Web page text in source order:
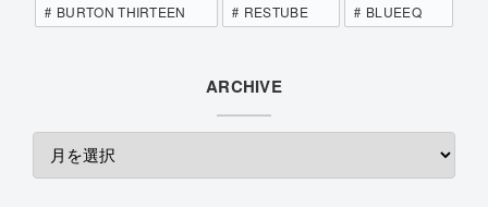
BURTON THIRTEEN
RESTUBE BLUEEQ
ARCHIVE